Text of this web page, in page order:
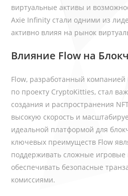
виртуальные активы и
Axie Infinity стали одними из
активно влияя на рынок
Влияние Flow на
Flow, разработанный компанией
по проекту CryptoKitties, стал
создания и распространения
высокую скорость и
идеальной платформой для
ключевых преимуществ Flow
поддерживать сложные игровые
обеспечивать безопасные
комиссиями.